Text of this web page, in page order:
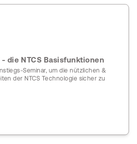
die NTCS Basisfunktionen
Seminar, um die nützlichen &
der NTCS Technologie sicher zu